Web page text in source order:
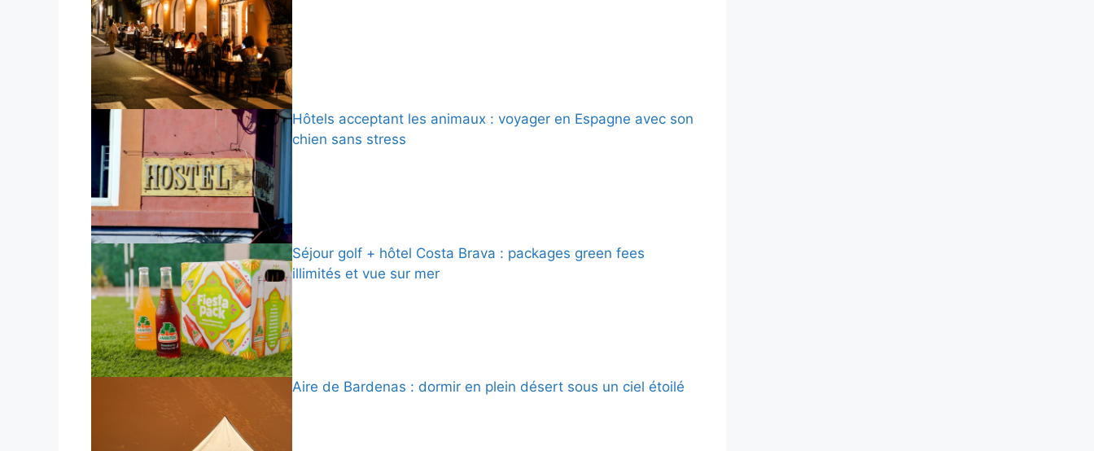
Hôtels acceptant les animaux : voyager en Espagne avec son
chien sans stress
Séjour golf + hôtel Costa Brava : packages green fees
illimités et vue sur mer
Aire de Bardenas : dormir en plein désert sous un ciel étoilé